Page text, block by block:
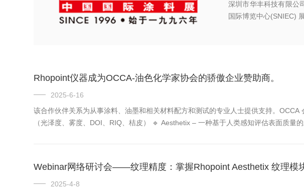
深圳市华丰科技有限公司
Rhopoint仪器成为OCCA-油色化学家协会的骄傲企业赞助商。
2025-6-16
该合作伙伴关系为从事涂料、油墨和相关材料配方和测试的专业人士提供支持。
（光泽度、雾度、DOI、RIQ、桔皮） 🔹 Aesthetix – 一种基于人类感知评估表面质量
Webinar网络研讨会——纹理精度：掌握Rhopoint Aesthetix 纹理模
2025-4-8